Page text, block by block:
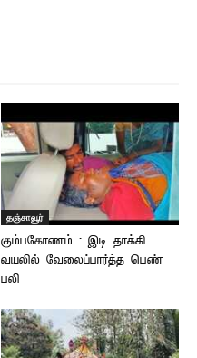
தஞ்சாவூர்
கும்பகோணம் : இடி தாக்கி
வயலில் வேலைப்பார்த்த பெண்
பலி